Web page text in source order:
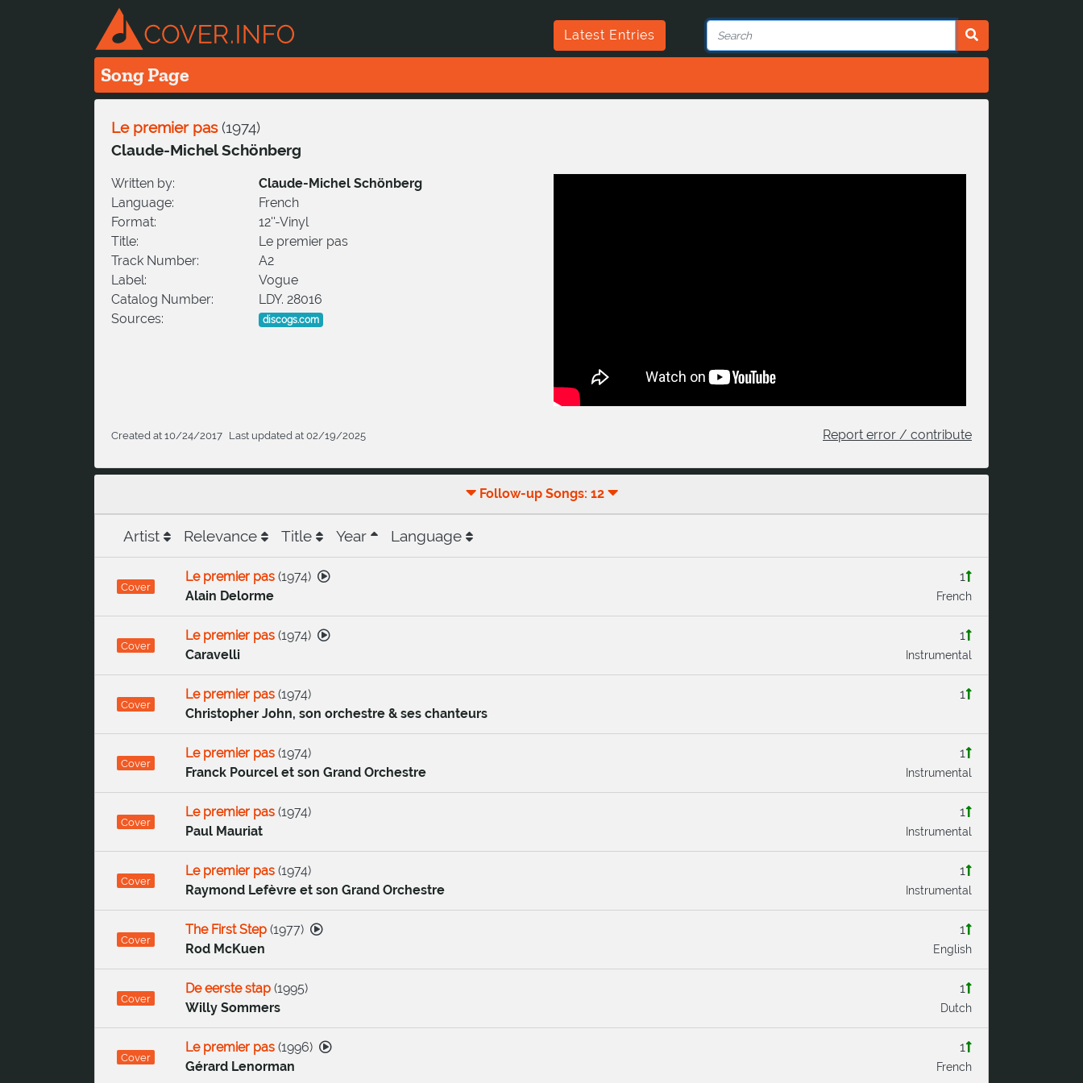
Latest Entries
Song Page
Le premier pas(1974)
Claude-Michel Schönberg
Written by:
Claude-Michel Schönberg
Language:
French
Format:
12''-Vinyl
Title:
Le premier pas
Track Number:
A2
Label:
Vogue
Catalog Number:
LDY. 28016
Sources:
discogs.com
Created at 10/24/2017 Last updated at 02/19/2025 Report error / contribute
Follow-up Songs: 12
Artist Relevance Title Year Language
Cover
1
French
Le premier pas(1974)
Alain Delorme
Cover
1
Instrumental
Le premier pas(1974)
Caravelli
Cover
1
Le premier pas(1974)
Christopher John, son orchestre & ses chanteurs
Cover
1
Instrumental
Le premier pas(1974)
Franck Pourcel et son Grand Orchestre
Cover
1
Instrumental
Le premier pas(1974)
Paul Mauriat
Cover
1
Instrumental
Le premier pas(1974)
Raymond Lefèvre et son Grand Orchestre
Cover
1
English
The First Step(1977)
Rod McKuen
Cover
1
Dutch
De eerste stap(1995)
Willy Sommers
Cover
1
French
Le premier pas(1996)
Gérard Lenorman